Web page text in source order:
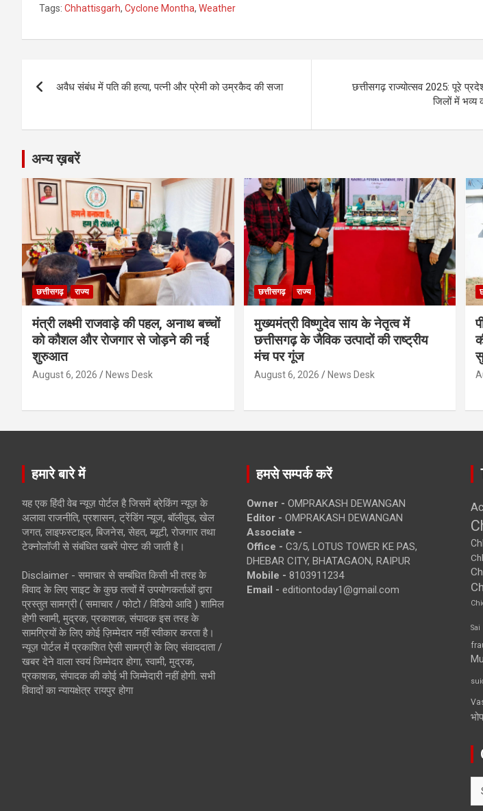
ce
b
o
se
n
er
at
s
p
e
gr
m
ail py
Li
k
e
Tags: Chhattisgarh, Cyclone Montha, Weather
navigation
अवैध संबंध में पति की हत्या, पत्नी और प्रेमी को उम्रकैद की सजा
छत्तीसगढ़ राज्योत्सव 2025: पूरे
जिलों में भव्य
अन्य ख़बरें
छत्तीसगढ़ राज्य
मंत्री लक्ष्मी राजवाड़े की पहल, अनाथ बच्चों
को कौशल और रोजगार से जोड़ने की नई
शुरुआत
August 6, 2026 News Desk
छत्तीसगढ़ राज्य
मुख्यमंत्री विष्णुदेव साय के नेतृत्व में
छत्तीसगढ़ के जैविक उत्पादों की राष्ट्रीय
मंच पर गूंज
August 6, 2026 News Desk
हमारे बारे में
यह एक हिंदी वेब न्यूज़ पोर्टल है जिसमें ब्रेकिंग न्यूज़ के
अलावा राजनीति, प्रशासन, ट्रेंडिंग न्यूज, बॉलीवुड, खेल
जगत, लाइफस्टाइल, बिजनेस, सेहत, ब्यूटी, रोजगार तथा
टेक्नोलॉजी से संबंधित खबरें पोस्ट की जाती है।
Disclaimer - समाचार से सम्बंधित किसी भी तरह के
विवाद के लिए साइट के कुछ तत्वों में उपयोगकर्ताओं द्वारा
प्रस्तुत सामग्री ( समाचार / फोटो / विडियो आदि ) शामिल
होगी स्वामी, मुद्रक, प्रकाशक, संपादक इस तरह के
सामग्रियों के लिए कोई ज़िम्मेदार नहीं स्वीकार करता है।
न्यूज़ पोर्टल में प्रकाशित ऐसी सामग्री के लिए संवाददाता /
खबर देने वाला स्वयं जिम्मेदार होगा, स्वामी, मुद्रक,
प्रकाशक, संपादक की कोई भी जिम्मेदारी नहीं होगी. सभी
विवादों का न्यायक्षेत्र रायपुर होगा
हमसे सम्पर्क करें
Owner - OMPRAKASH DEWANGAN
Editor - OMPRAKASH DEWANGAN
Associate -
Office - C3/5, LOTUS TOWER KE PAS,
DHEBAR CITY, BHATAGAON, RAIPUR
Mobile - 8103911234
Email - editiontoday1@gmail.com
Sai